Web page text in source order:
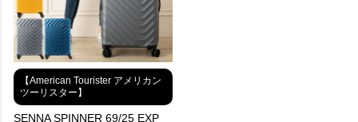
【American Tourister アメリカン
ツーリスター】
SENNA SPINNER 69/25 EXP